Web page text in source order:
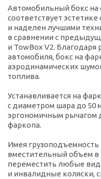
Автомобильный бокс на
соответствует
и наделен лучшими
в сравнении с
и TowBox V2.
автомобиля, бокс на
аэродинамических
топлива.
Устанавливается на
с диаметром шара до 50
эргономичным рычагом
фаркопа.
Имея грузоподъемность
вместительный объем в
переместить любые
и инвалидные коляски,